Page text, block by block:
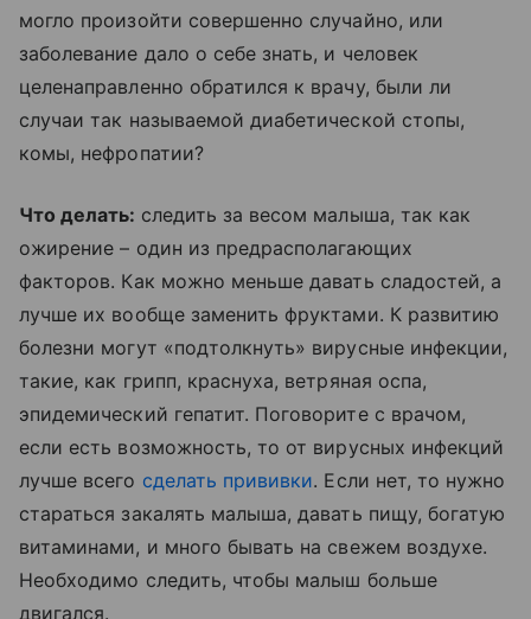
могло произойти совершенно случайно, или
заболевание дало о себе знать, и человек
целенаправленно обратился к врачу, были ли
случаи так называемой диабетической стопы,
комы, нефропатии?
Что делать: следить за весом малыша, так как
ожирение – один из предрасполагающих
факторов. Как можно меньше давать сладостей, а
лучше их вообще заменить фруктами. К развитию
болезни могут «подтолкнуть» вирусные инфекции,
такие, как грипп, краснуха, ветряная оспа,
эпидемический гепатит. Поговорите с врачом,
если есть возможность, то от вирусных инфекций
лучше всего сделать прививки. Если нет, то нужно
стараться закалять малыша, давать пищу, богатую
витаминами, и много бывать на свежем воздухе.
Необходимо следить, чтобы малыш больше
двигался.